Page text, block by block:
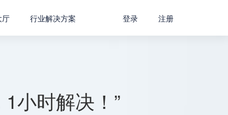
厅 行业解决方案 登录 注册
小时解决！”